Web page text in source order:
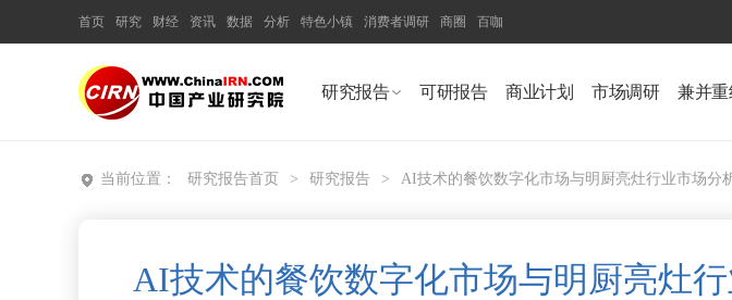
首页 研究 财经 资讯 数据 分析 特色小镇 消费者调研 商圈 百咖
研究报告 可研报告 商业计划 市场调研 兼并重
当前位置： 研究报告首页 > 研究报告 > AI技术的餐饮数字化市场与明厨亮灶行业市场
AI技术的餐饮数字化市场与明厨亮灶